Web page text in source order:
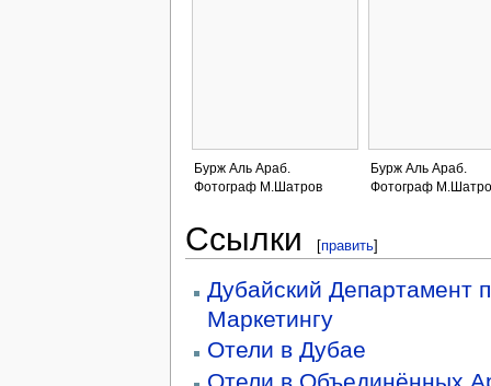
Бурж Аль Араб.
Фотограф М.Шатров
Бурж Аль Араб.
Фотограф
Ссылки [править]
Дубайский Департамент
Маркетингу
Отели в Дубае
Отели в Объединённых